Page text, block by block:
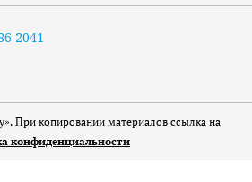
2041
При копировании материалов ссылка на
конфиденциальности